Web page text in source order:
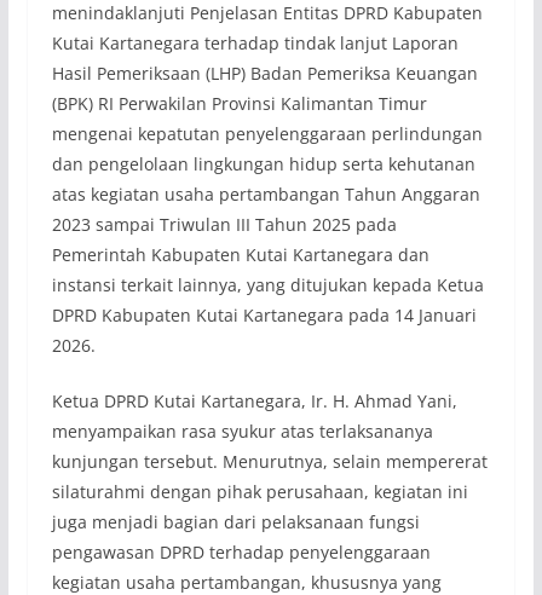
menindaklanjuti Penjelasan Entitas DPRD Kabupaten
Kutai Kartanegara terhadap tindak lanjut Laporan
Hasil Pemeriksaan (LHP) Badan Pemeriksa Keuangan
(BPK) RI Perwakilan Provinsi Kalimantan Timur
mengenai kepatutan penyelenggaraan perlindungan
dan pengelolaan lingkungan hidup serta kehutanan
atas kegiatan usaha pertambangan Tahun Anggaran
2023 sampai Triwulan III Tahun 2025 pada
Pemerintah Kabupaten Kutai Kartanegara dan
instansi terkait lainnya, yang ditujukan kepada Ketua
DPRD Kabupaten Kutai Kartanegara pada 14 Januari
2026.
Ketua DPRD Kutai Kartanegara, Ir. H. Ahmad Yani,
menyampaikan rasa syukur atas terlaksananya
kunjungan tersebut. Menurutnya, selain mempererat
silaturahmi dengan pihak perusahaan, kegiatan ini
juga menjadi bagian dari pelaksanaan fungsi
pengawasan DPRD terhadap penyelenggaraan
kegiatan usaha pertambangan, khususnya yang